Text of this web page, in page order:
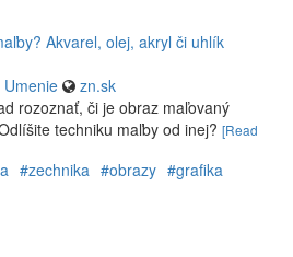
Akvarel, olej, akryl či uhlík
Umenie
zn.sk
rozoznať, či je obraz maľovaný
techniku maľby od inej? [Read
#zechnika #obrazy #grafika